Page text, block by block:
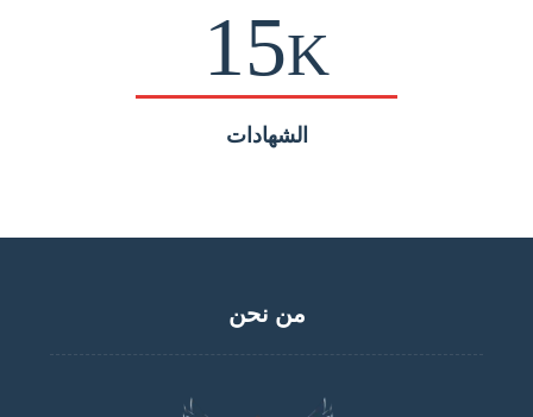
15K
الشهادات
من نحن